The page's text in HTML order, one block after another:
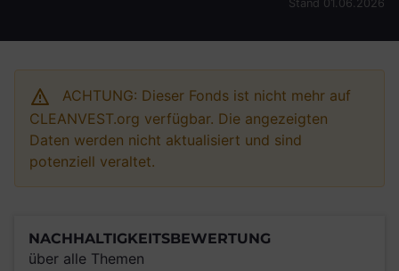
Stand 01.06.2026
ACHTUNG: Dieser Fonds ist nicht mehr auf
CLEANVEST.org verfügbar. Die angezeigten
Daten werden nicht aktualisiert und sind
potenziell veraltet.
NACHHALTIGKEITSBEWERTUNG
über alle Themen